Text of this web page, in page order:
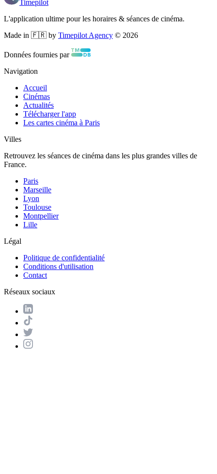
Timepilot
L'application ultime pour les horaires & séances de cinéma.
Made in 🇫🇷 by Timepilot Agency © 2026
Données fournies par
Navigation
Accueil
Cinémas
Actualités
Télécharger l'app
Les cartes cinéma à Paris
Villes
Retrouvez les séances de cinéma dans les plus grandes villes de
France.
Paris
Marseille
Lyon
Toulouse
Montpellier
Lille
Légal
Politique de confidentialité
Conditions d'utilisation
Contact
Réseaux sociaux